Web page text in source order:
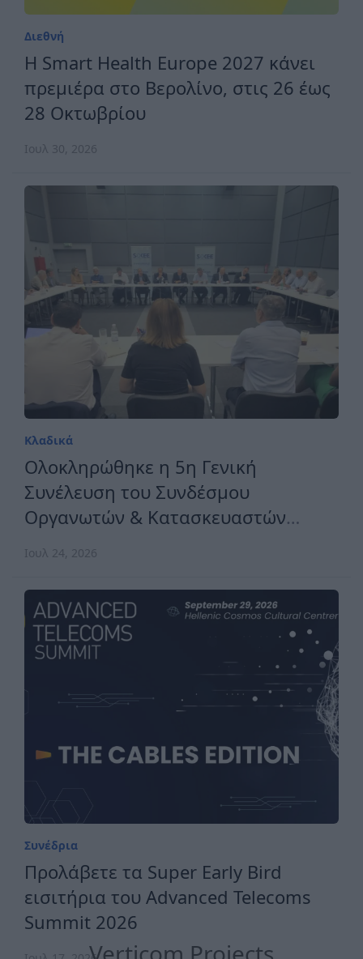
Διεθνή
H Smart Health Europe 2027 κάνει
πρεμιέρα στο Βερολίνο, στις 26 έως
28 Οκτωβρίου
Ιουλ 30, 2026
Κλαδικά
Ολοκληρώθηκε η 5η Γενική
Συνέλευση του Συνδέσμου
Οργανωτών & Κατασκευαστών
Εκθέσεων Ελλάδος
Ιουλ 24, 2026
Συνέδρια
Προλάβετε τα Super Early Bird
εισιτήρια του Advanced Telecoms
Summit 2026